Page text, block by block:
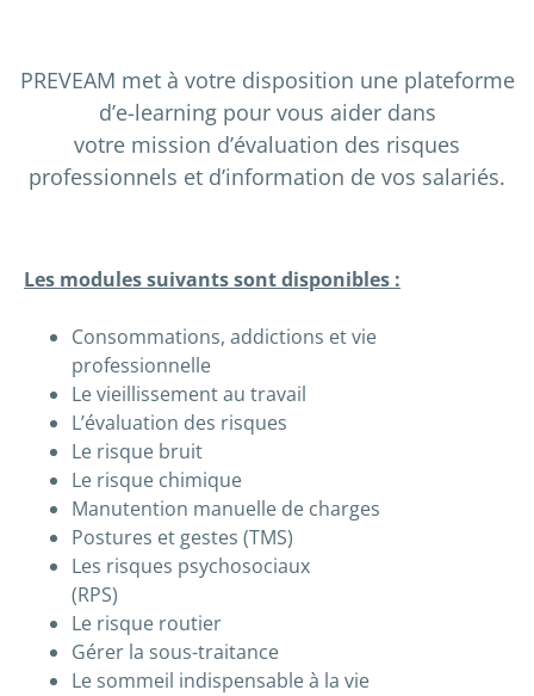
PREVEAM met à votre disposition une plateforme
d’e-learning pour vous aider dans
votre mission d’évaluation des risques
professionnels et d’information de vos salariés.
Les modules suivants sont disponibles :
Consommations, addictions et vie
professionnelle
Le vieillissement au travail
L’évaluation des risques
Le risque bruit
Le risque chimique
Manutention manuelle de charges
Postures et gestes (TMS)
Les risques psychosociaux
(RPS)
Le risque routier
Gérer la sous-traitance
Le sommeil indispensable à la vie